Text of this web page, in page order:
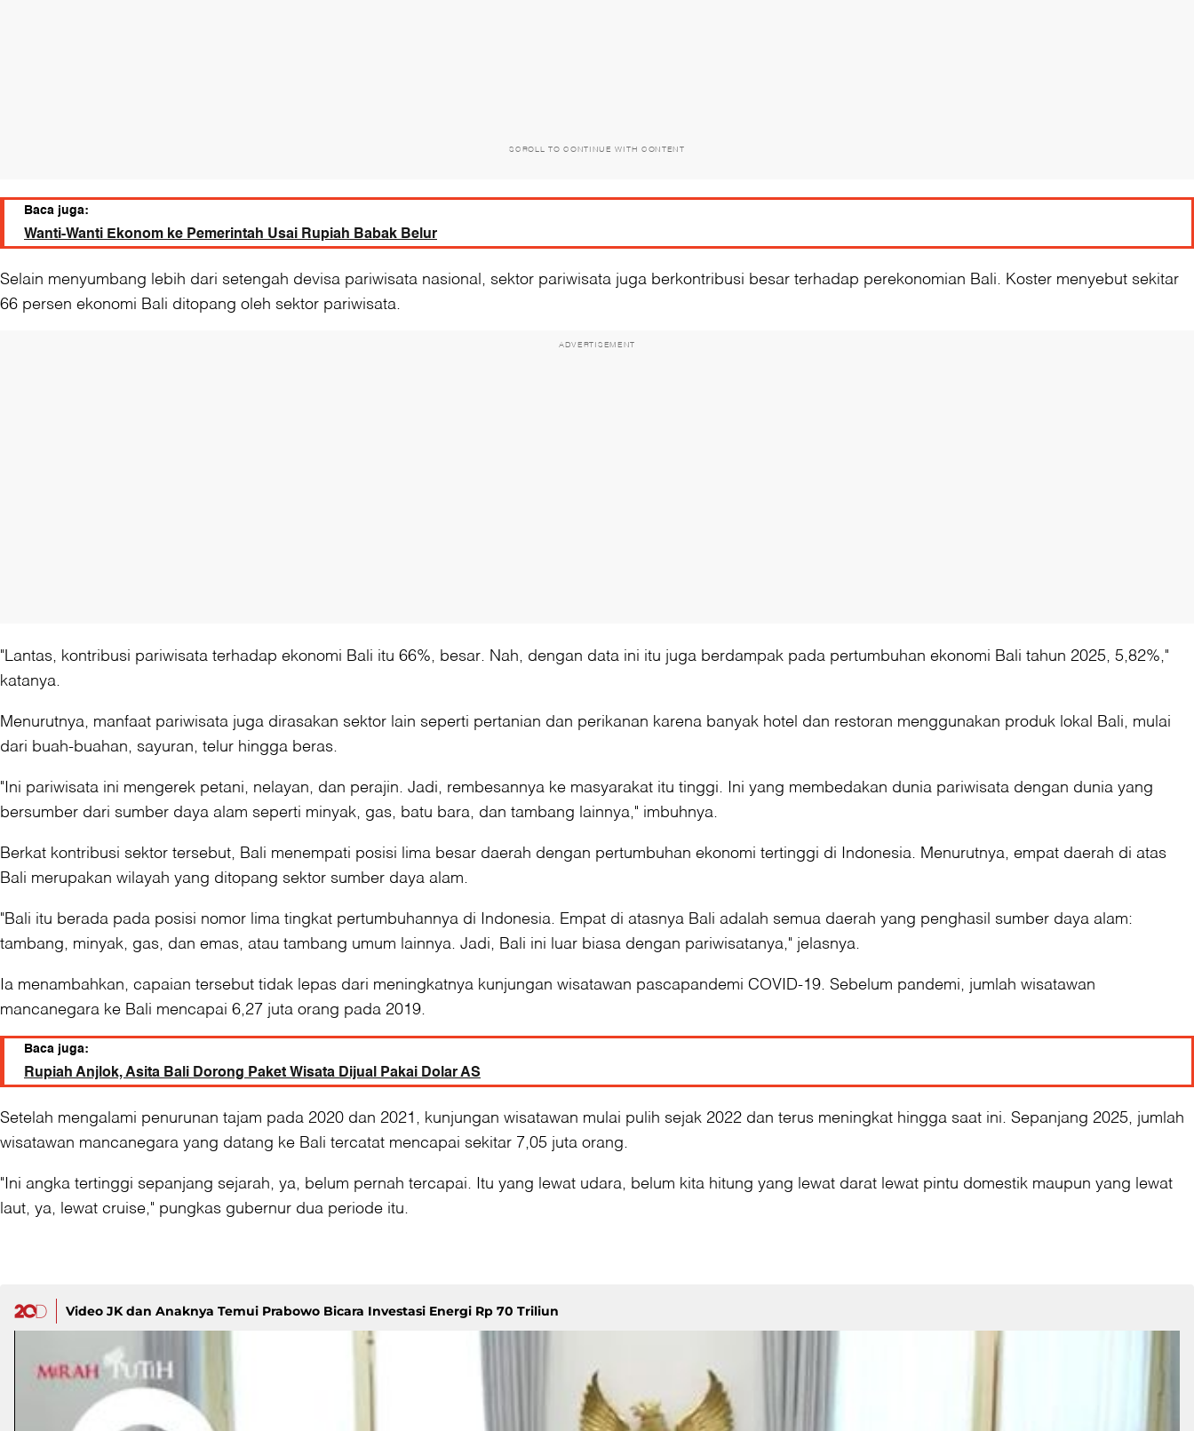
SCROLL TO CONTINUE WITH CONTENT
Baca juga:
Wanti-Wanti Ekonom ke Pemerintah Usai Rupiah Babak Belur
Selain menyumbang lebih dari setengah devisa pariwisata nasional, sektor pariwisata juga berkontribusi besar terhadap perekonomian Bali. Koster menyebut sekitar
66 persen ekonomi Bali ditopang oleh sektor pariwisata.
ADVERTISEMENT
"Lantas, kontribusi pariwisata terhadap ekonomi Bali itu 66%, besar. Nah, dengan data ini itu juga berdampak pada pertumbuhan ekonomi Bali tahun 2025, 5,82%,"
katanya.
Menurutnya, manfaat pariwisata juga dirasakan sektor lain seperti pertanian dan perikanan karena banyak hotel dan restoran menggunakan produk lokal Bali, mulai
dari buah-buahan, sayuran, telur hingga beras.
"Ini pariwisata ini mengerek petani, nelayan, dan perajin. Jadi, rembesannya ke masyarakat itu tinggi. Ini yang membedakan dunia pariwisata dengan dunia yang
bersumber dari sumber daya alam seperti minyak, gas, batu bara, dan tambang lainnya," imbuhnya.
Berkat kontribusi sektor tersebut, Bali menempati posisi lima besar daerah dengan pertumbuhan ekonomi tertinggi di Indonesia. Menurutnya, empat daerah di atas
Bali merupakan wilayah yang ditopang sektor sumber daya alam.
"Bali itu berada pada posisi nomor lima tingkat pertumbuhannya di Indonesia. Empat di atasnya Bali adalah semua daerah yang penghasil sumber daya alam:
tambang, minyak, gas, dan emas, atau tambang umum lainnya. Jadi, Bali ini luar biasa dengan pariwisatanya," jelasnya.
Ia menambahkan, capaian tersebut tidak lepas dari meningkatnya kunjungan wisatawan pascapandemi COVID-19. Sebelum pandemi, jumlah wisatawan
mancanegara ke Bali mencapai 6,27 juta orang pada 2019.
Baca juga:
Rupiah Anjlok, Asita Bali Dorong Paket Wisata Dijual Pakai Dolar AS
Setelah mengalami penurunan tajam pada 2020 dan 2021, kunjungan wisatawan mulai pulih sejak 2022 dan terus meningkat hingga saat ini. Sepanjang 2025, jumlah
wisatawan mancanegara yang datang ke Bali tercatat mencapai sekitar 7,05 juta orang.
"Ini angka tertinggi sepanjang sejarah, ya, belum pernah tercapai. Itu yang lewat udara, belum kita hitung yang lewat darat lewat pintu domestik maupun yang lewat
laut, ya, lewat cruise," pungkas gubernur dua periode itu.
Video JK dan Anaknya Temui Prabowo Bicara Investasi Energi Rp 70 Triliun